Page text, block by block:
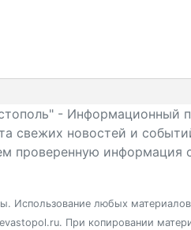
- Информационный
свежих новостей и
проверенную информация
Использование любых
При копировании